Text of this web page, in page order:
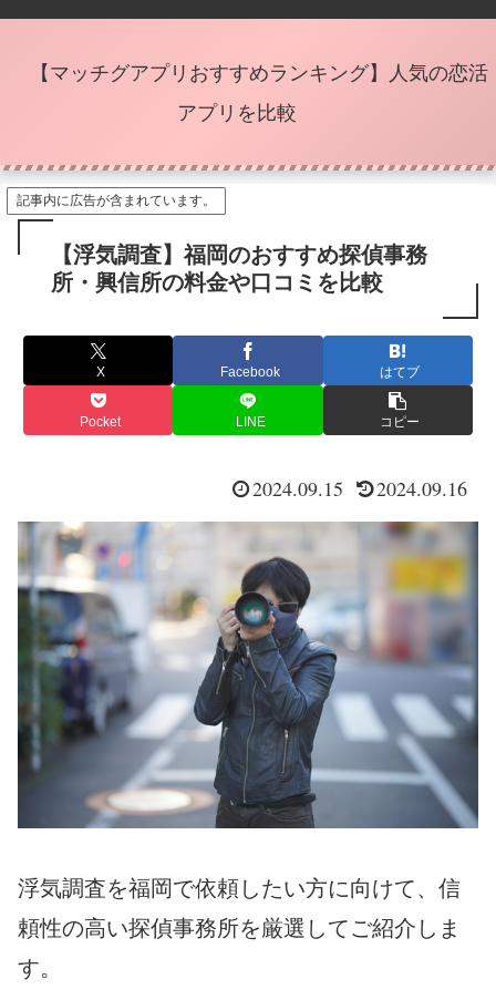
【マッチグアプリおすすめランキング】人気の恋活
アプリを比較
記事内に広告が含まれています。
【浮気調査】福岡のおすすめ探偵事務
所・興信所の料金や口コミを比較
X Facebook はてブ
Pocket LINE コピー
2024.09.15 2024.09.16
浮気調査を福岡で依頼したい方に向けて、信
頼性の高い探偵事務所を厳選してご紹介しま
す。